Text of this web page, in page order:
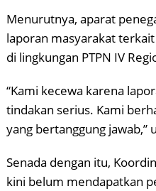
Menurutnya, aparat
laporan masyarakat
di lingkungan PTPN IV
“Kami kecewa karena
tindakan serius. Kami
yang bertanggung jawab,”
Senada dengan itu,
kini belum mendapatkan